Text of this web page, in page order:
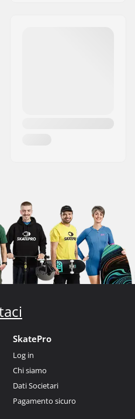
SkatePro
Log in
Chi siamo
Dati Societari
Pagamento sicuro